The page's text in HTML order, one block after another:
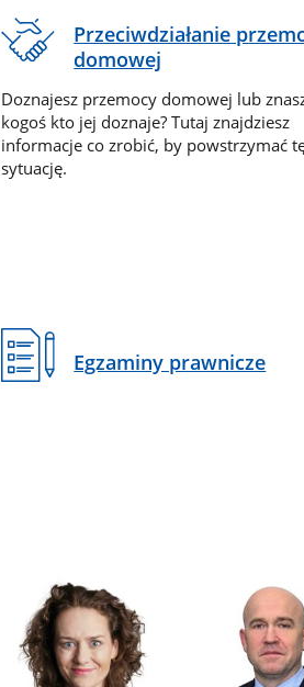
Przeciwdziałanie
domowej
Doznajesz przemocy domowej lub
kogoś kto jej doznaje? Tutaj znajdziesz
informacje co zrobić, by powstrzymać
sytuację.
Egzaminy prawnicze